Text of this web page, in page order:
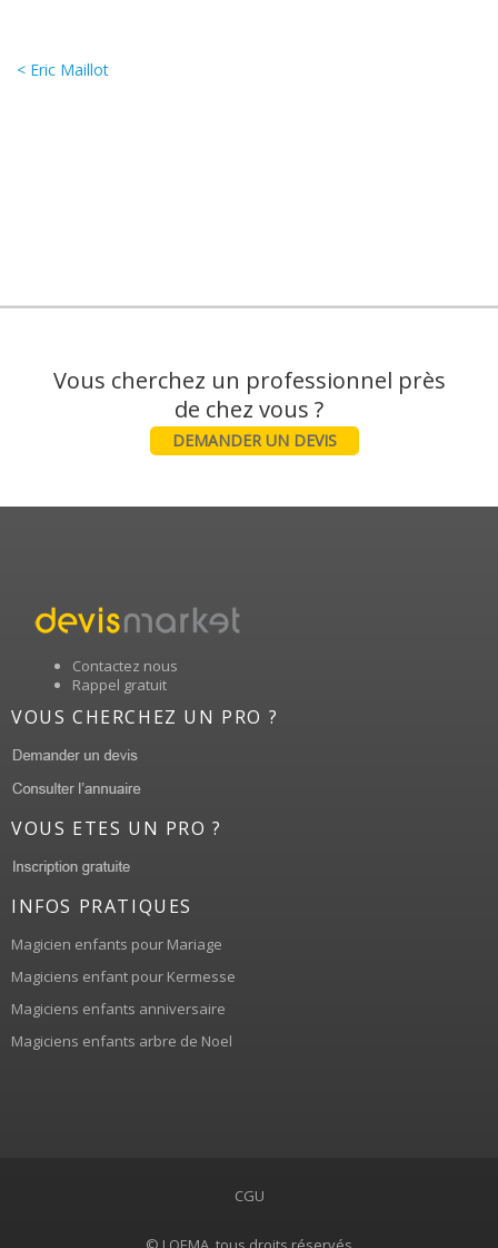
< Eric Maillot
Vous cherchez un professionnel près
DEMANDER UN DEVIS
Contactez nous
Rappel gratuit
VOUS CHERCHEZ UN PRO ?
VOUS ETES UN PRO ?
INFOS PRATIQUES
Magicien enfants pour Mariage
Magiciens enfant pour Kermesse
Magiciens enfants anniversaire
Magiciens enfants arbre de Noel
CGU